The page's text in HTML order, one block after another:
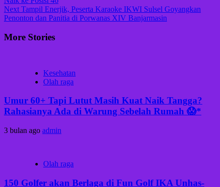
Next Tampil Enerjik, Peserta Karaoke IKWI Sulsel Goyangkan
Penonton dan Panitia di Porwanas XIV Banjarmasin
More Stories
Kesehatan
Olah raga
Umur 60+ Tapi Lutut Masih Kuat Naik Tangga?
Rahasianya Ada di Warung Sebelah Rumah 😱*
3 bulan ago admin
Olah raga
150 Golfer akan Berlaga di Fun Golf IKA Unhas-